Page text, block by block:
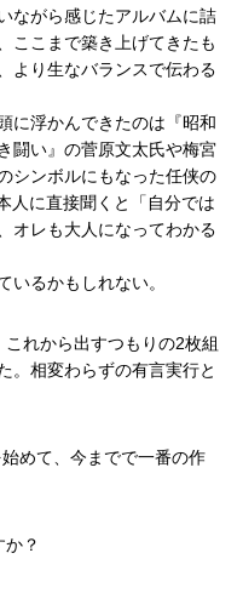
ながら感じたアルバムに詰
ここまで築き上げてきたも
より生なバランスで伝わる
に浮かんできたのは『昭和
闘い』の菅原文太氏や梅宮
シンボルにもなった任侠の
人に直接聞くと「自分では
オレも大人になってわかる
るかもしれない。
れから出すつもりの2枚組
。相変わらずの有言実行と
めて、今までで一番の作
？